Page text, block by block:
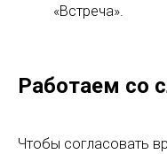
«Встреча».
Работаем со
Чтобы согласовать